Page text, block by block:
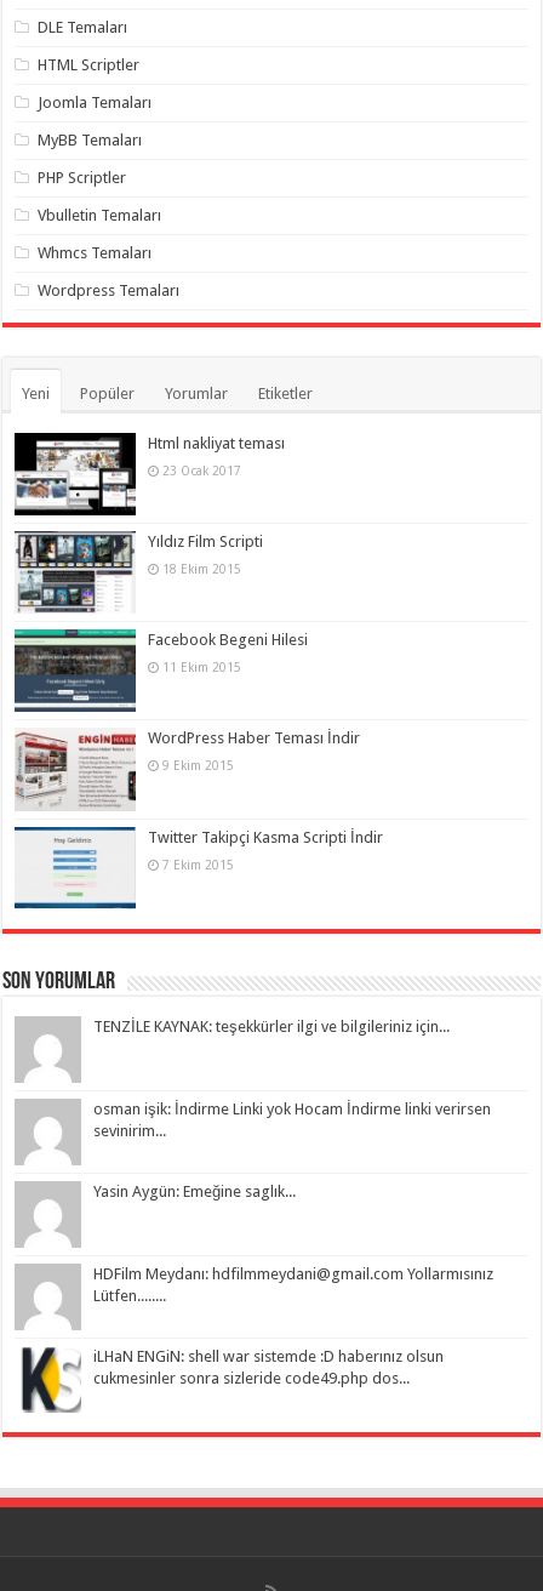
DLE Temaları
HTML Scriptler
Joomla Temaları
MyBB Temaları
PHP Scriptler
Vbulletin Temaları
Whmcs Temaları
Wordpress Temaları
Yeni Popüler Yorumlar Etiketler
Html nakliyat teması
23 Ocak 2017
Yıldız Film Scripti
18 Ekim 2015
Facebook Begeni Hilesi
11 Ekim 2015
WordPress Haber Teması İndir
9 Ekim 2015
Twitter Takipçi Kasma Scripti İndir
7 Ekim 2015
Son Yorumlar
TENZİLE KAYNAK: teşekkürler ilgi ve bilgileriniz için...
osman işik: İndirme Linki yok Hocam İndirme linki verirsen
sevinirim...
Yasin Aygün: Emeğine saglık...
HDFilm Meydanı:hdfilmmeydani@gmail.com Yollarmısınız
Lütfen........
iLHaN ENGiN: shell war sistemde :D haberınız olsun
cukmesinler sonra sizleride code49.php dos...